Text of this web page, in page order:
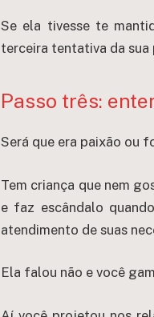
Se ela tivesse te
terceira tentativa da
Passo três:
Será que era paixão ou
Tem criança que nem
e faz escândalo
atendimento de suas
Ela falou não e você